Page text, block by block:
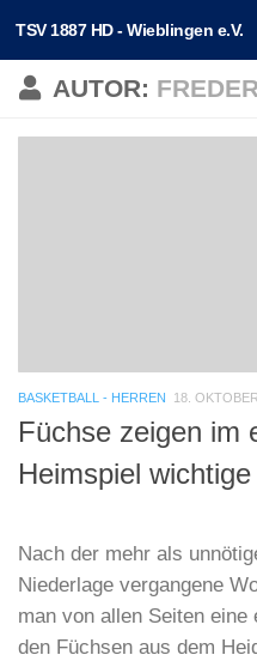
Unter dem Inhalt
TSV 1887 HD - Wieblingen e.V.
AUTOR:
BASKETBALL - HERREN 18.
Füchse zeigen im
Heimspiel
Nach der mehr als
Niederlage vergangene
man von allen Seiten
den Füchsen aus dem